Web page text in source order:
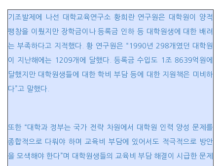
기조발제에 나선 대학교육연구소 황희란 연구원은 대학원이 양적
팽창을 이뤘지만 장학금이나 등록금 인하 등 대학원생에 대한 배려
는 부족하다고 지적했다. 황 연구원은 “1990년 298개였던 대학원
이 지난해에는 1209개에 달했다. 등록금 수입도 1조 8639억원에
달했지만 대학원생들에 대한 학비 부담 등에 대한 지원책은 미비하
다”고 말했다.
또한 “대학과 정부는 국가 전략 차원에서 대학원 인력 양성 문제를
종합적으로 다뤄야 하며 교육비 부담에 있어서도 적극적으로 방안
을 모색해야 한다”며 대학원생들의 교육비 부담 해결이 시급한 문제